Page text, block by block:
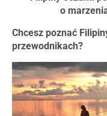
o
Chcesz poznać
przewodnikach?